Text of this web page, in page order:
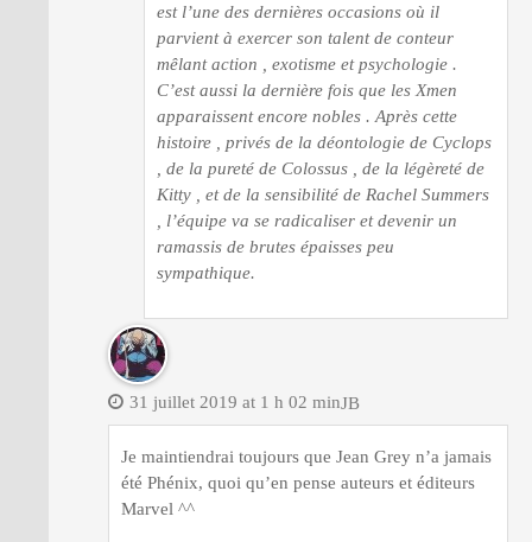
est l’une des dernières occasions où il
parvient à exercer son talent de conteur
mêlant action , exotisme et psychologie .
C’est aussi la dernière fois que les Xmen
apparaissent encore nobles . Après cette
histoire , privés de la déontologie de Cyclops
, de la pureté de Colossus , de la légèreté de
Kitty , et de la sensibilité de Rachel Summers
, l’équipe va se radicaliser et devenir un
ramassis de brutes épaisses peu
sympathique.
JB
31 juillet 2019 at 1 h 02 min
Je maintiendrai toujours que Jean Grey n’a jamais
été Phénix, quoi qu’en pense auteurs et éditeurs
Marvel ^^